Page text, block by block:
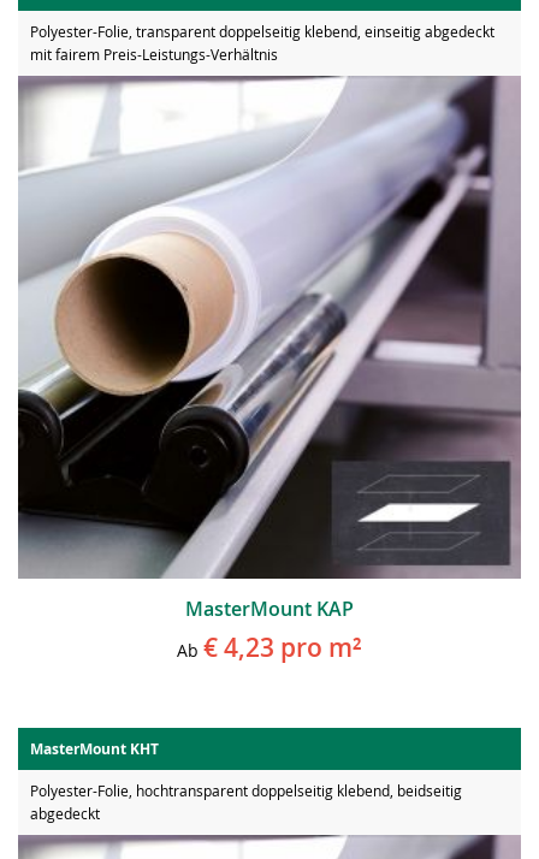
Polyester-Folie, transparent doppelseitig klebend, einseitig abgedeckt
mit fairem Preis-Leistungs-Verhältnis
MasterMount KAP
Ab € 4,23 pro m²
MasterMount KHT
Polyester-Folie, hochtransparent doppelseitig klebend, beidseitig
abgedeckt